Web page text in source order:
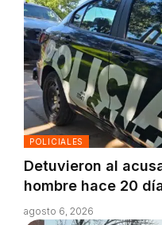
POLICIALES
Detuvieron al
hombre hace 20
agosto 6, 2026